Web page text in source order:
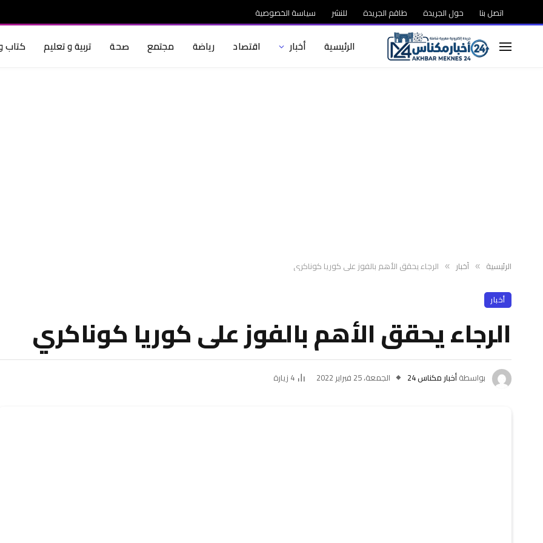
اتصل بنا حول الجريدة طاقم الجريدة للنشر سياسة الخصوصية
الرئيسية أخبار اقتصاد رياضة مجتمع صحة تربية و تعليم كتاب
الرئيسية » أخبار » الرجاء يحقق الأهم بالفوز على كوريا كوناكري
أخبار
الرجاء يحقق الأهم بالفوز على كوريا كوناكري
بواسطةأخبار مكناس 24 الجمعة، 25 فبراير 2022 4 زيارة